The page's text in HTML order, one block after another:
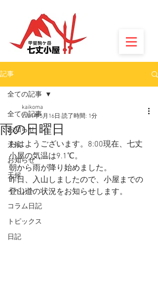
記事
全ての記事
お知らせ
天候
お知らせ
天候
イベント
コラム日記
トピックス
日記
全ての記事
雨の日曜日
kaikoma
2021年5月16日 読了時間: 1分
おはようございます。8:00現在、七丈
小屋の気温は9.1℃。
朝から雨が降り始めました。
昨日、入山しましたので、小屋までの
登山道の状況をお知らせします。